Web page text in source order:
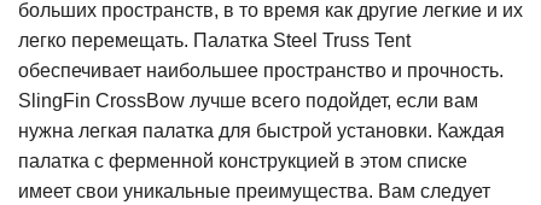
больших пространств, в то время как другие легкие и их
легко перемещать. Палатка Steel Truss Tent
обеспечивает наибольшее пространство и прочность.
SlingFin CrossBow лучше всего подойдет, если вам
нужна легкая палатка для быстрой установки. Каждая
палатка с ферменной конструкцией в этом списке
имеет свои уникальные преимущества. Вам следует